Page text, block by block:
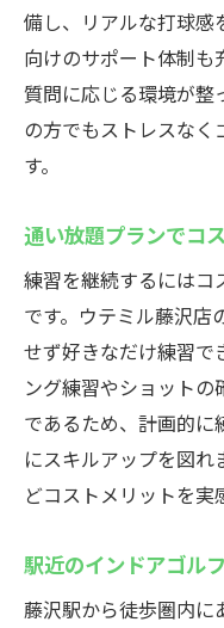
無料貸出ク
よう
24時間営業のイ
時間を気に
通い放題プ
初心者も24
インドアゴ
習も快適
無料貸出ク
開始
天候に左右
心者も安心
インドアゴ
備し、リアルな打球感
向けのサポート体制も
質問に応じる環境が整
の方でもストレスなく
す。
通い放題プランでコ
練習を継続するにはコ
です。ウテミル藤沢店
せず好きなだけ練習で
ング練習やショットの
であるため、計画的に
にスキルアップを図
どコストメリットを実
駅近のインドアゴル
藤沢駅から徒歩圏内に